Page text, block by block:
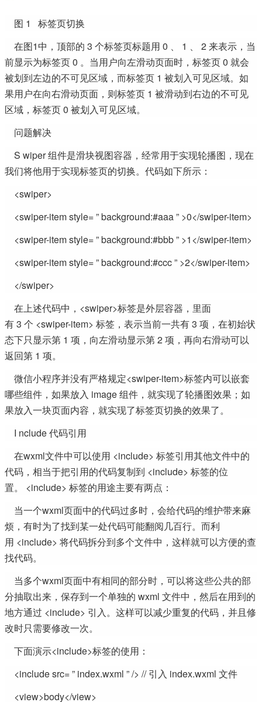
图 1 标签页切换
在图1中，顶部的 3 个标签页标题用 0 、 1 、 2 来表示，当
前显示为标签页 0 。当用户向左滑动页面时，标签页 0 就会
被划到左边的不可见区域，而标签页 1 被划入可见区域。如
果用户在向右滑动页面，则标签页 1 被滑动到右边的不可见
区域，标签页 0 被划入可见区域。
问题解决
S wiper 组件是滑块视图容器，经常用于实现轮播图，现在
我们将他用于实现标签页的切换。代码如下所示：
<swiper>
<swiper-item style= ” background:#aaa ” >0</swiper-item>
<swiper-item style= ” background:#bbb ” >1</swiper-item>
<swiper-item style= ” background:#ccc ” >2</swiper-item>
</swiper>
在上述代码中，<swiper>标签是外层容器，里面
有 3 个 <swiper-item> 标签，表示当前一共有 3 项，在初始状
态下只显示第 1 项，向左滑动显示第 2 项，再向右滑动可以
返回第 1 项。
微信小程序并没有严格规定<swiper-item>标签内可以嵌套
哪些组件，如果放入 image 组件，就实现了轮播图效果；如
果放入一块页面内容，就实现了标签页切换的效果了。
I nclude 代码引用
在wxml文件中可以使用 <include> 标签引用其他文件中的
代码，相当于把引用的代码复制到 <include> 标签的位
置。 <include> 标签的用途主要有两点：
当一个wxml页面中的代码过多时，会给代码的维护带来麻
烦，有时为了找到某一处代码可能翻阅几百行。而利
用 <include> 将代码拆分到多个文件中，这样就可以方便的查
找代码。
当多个wxml页面中有相同的部分时，可以将这些公共的部
分抽取出来，保存到一个单独的 wxml 文件中，然后在用到的
地方通过 <include> 引入。这样可以减少重复的代码，并且修
改时只需要修改一次。
下面演示<include>标签的使用：
<include src= ” index.wxml ” /> // 引入 index.wxml 文件
<view>body</view>